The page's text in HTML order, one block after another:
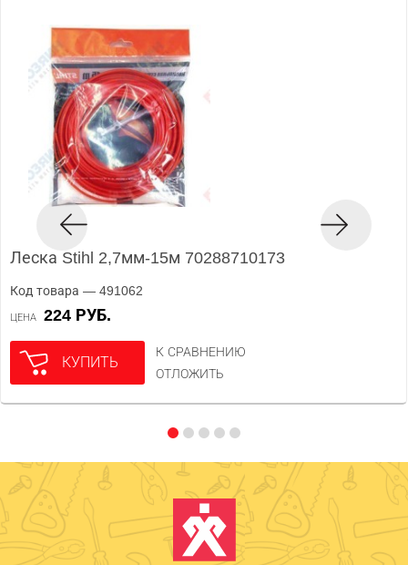
Леска Stihl 2,7мм-15м 70288710173
Код товара — 491062
ЦЕНА 224 РУБ.
КУПИТЬ
К СРАВНЕНИЮ
ОТЛОЖИТЬ